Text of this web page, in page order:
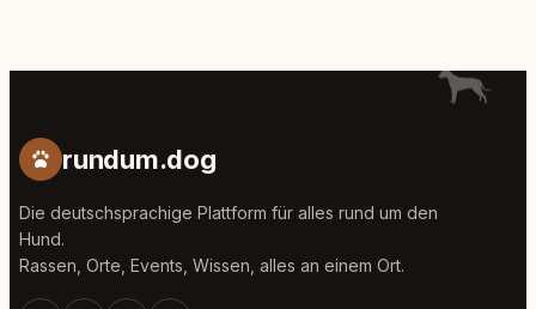
rundum.dog
Die deutschsprachige Plattform für alles rund um den
Hund.
Rassen, Orte, Events, Wissen, alles an einem Ort.